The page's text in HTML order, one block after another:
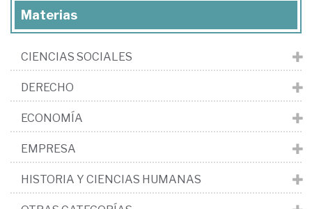
Materias
CIENCIAS SOCIALES
DERECHO
ECONOMÍA
EMPRESA
HISTORIA Y CIENCIAS HUMANAS